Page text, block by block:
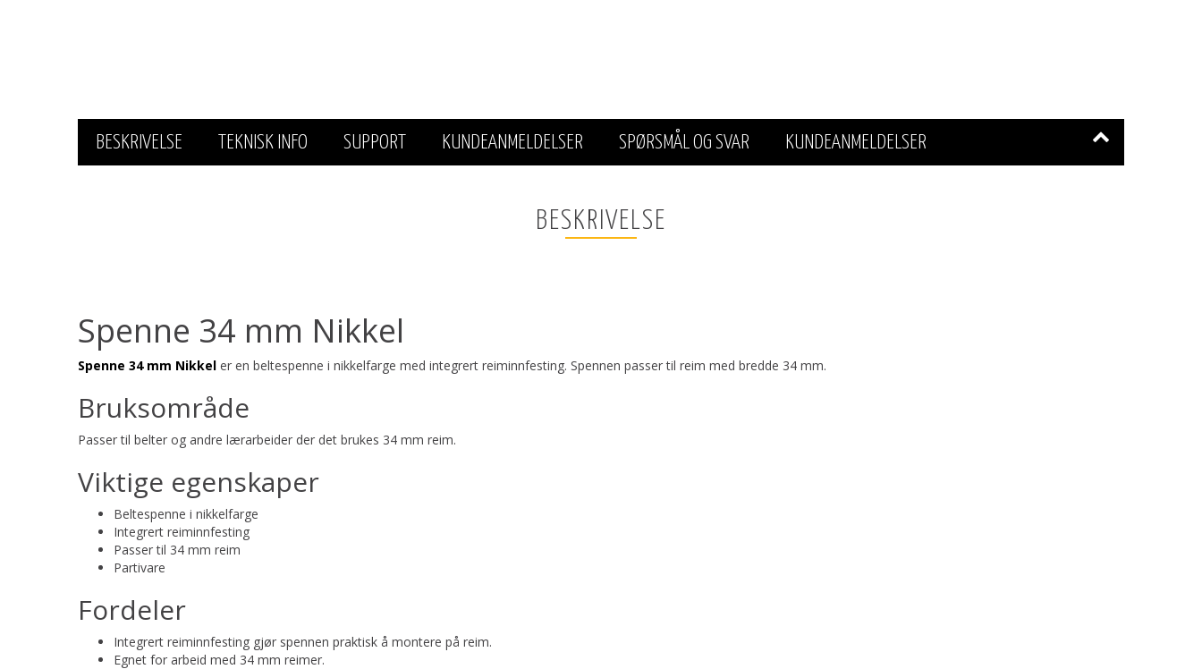
BESKRIVELSE TEKNISK INFO SUPPORT KUNDEANMELDELSER SPØRSMÅL OG SVAR KUNDEANMELDELSER
BESKRIVELSE
Spenne 34 mm Nikkel
Spenne 34 mm Nikkel er en beltespenne i nikkelfarge med integrert reiminnfesting. Spennen passer til reim med bredde 34 mm.
Bruksområde
Passer til belter og andre lærarbeider der det brukes 34 mm reim.
Viktige egenskaper
Beltespenne i nikkelfarge
Integrert reiminnfesting
Passer til 34 mm reim
Partivare
Fordeler
Integrert reiminnfesting gjør spennen praktisk å montere på reim.
Egnet for arbeid med 34 mm reimer.